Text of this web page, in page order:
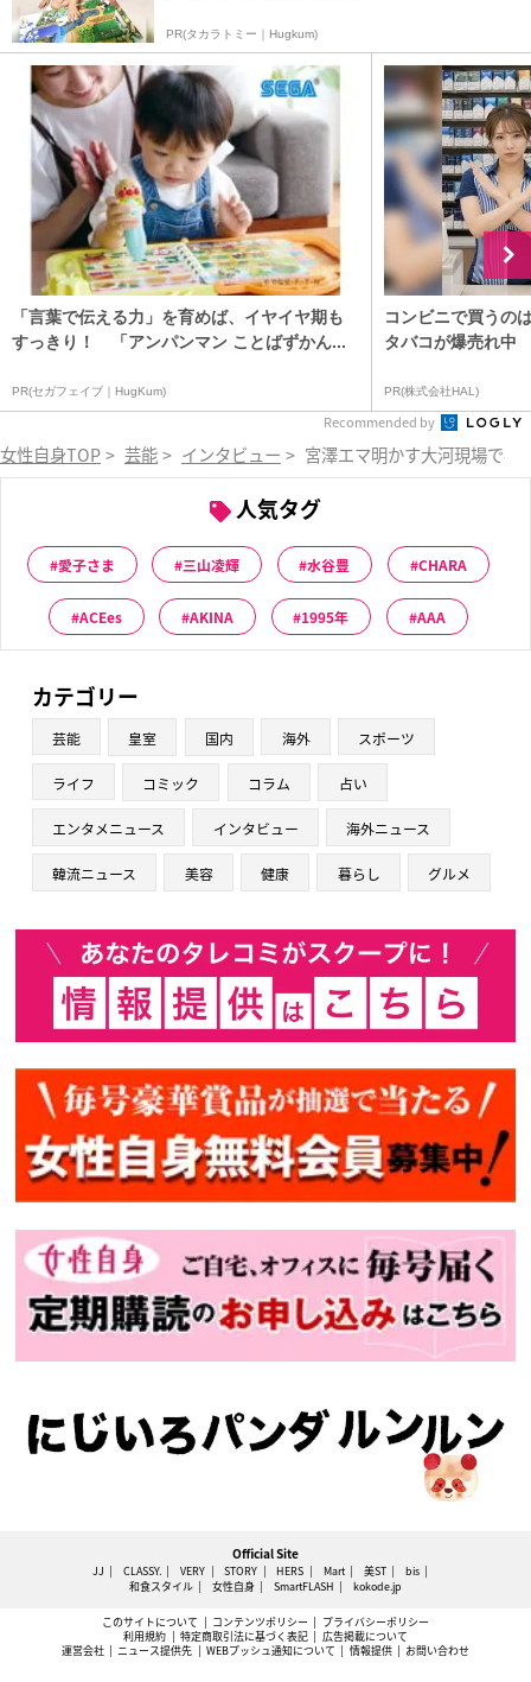
PR(タカラトミー｜Hugkum)
「言葉で伝える力」を育めば、イヤイヤ期も
すっきり！ 「アンパンマン ことばずかん...
PR(セガフェイブ｜HugKum)
コンビニで買うの
タバコが爆売れ中
PR(株式会社HAL)
Recommended by
女性自身TOP > 芸能 > インタビュー > 宮澤エマ明かす大河現場で感
人気タグ
愛子さま 三山凌輝 水谷豊 CHARA
ACEes AKINA 1995年 AAA
カテゴリー
芸能 皇室 国内 海外 スポーツ
ライフ コミック コラム 占い
エンタメニュース インタビュー 海外ニュース
韓流ニュース 美容 健康 暮らし グルメ
Official Site
JJ CLASSY. VERY STORY HERS Mart 美ST
bis
和食スタイル
女性自身 SmartFLASH kokode.jp
このサイトについて コンテンツポリシー
プライバシーポリシー
利用規約
特定商取引法に基づく表記
広告掲載について
運営会社
ニュース提供先 WEBプッシュ通知について 情報提供 お問い合わせ